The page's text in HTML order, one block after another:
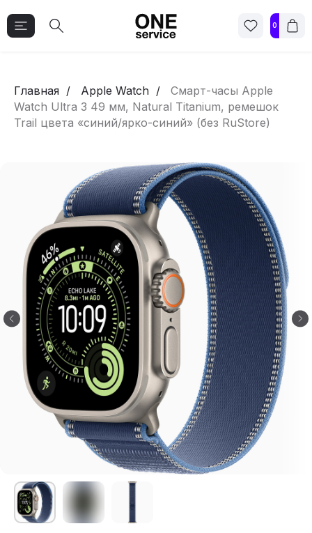
0
Главная Apple Watch
Смарт-часы Apple
Watch Ultra 3 49 мм, Natural Titanium, ремешок
Trail цвета «синий/ярко-синий» (без RuStore)